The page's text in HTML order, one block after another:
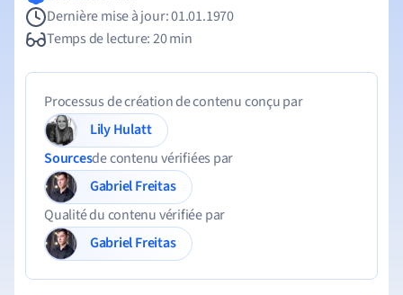
Dernière mise à jour: 01.01.1970
Temps de lecture: 20 min
Processus de création de contenu conçu par
Lily Hulatt
Sourcesde contenu vérifiées par
Gabriel Freitas
Qualité du contenu vérifiée par
Gabriel Freitas